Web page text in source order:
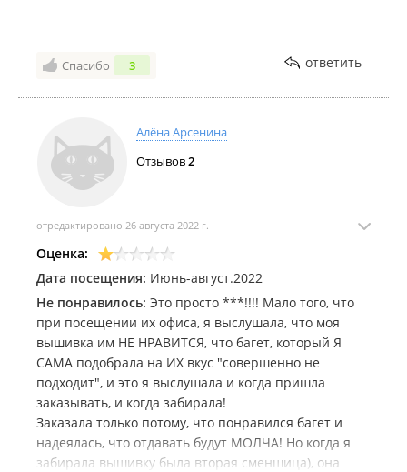
Спасибо 3 ответить
Алёна Арсенина
Отзывов2
отредактировано 26 августа 2022 г.
Оценка:
Дата посещения: Июнь-август.2022
Не понравилось: Это просто ***!!!! Мало того, что
при посещении их офиса, я выслушала, что моя
вышивка им НЕ НРАВИТСЯ, что багет, который Я
САМА подобрала на ИХ вкус "совершенно не
подходит", и это я выслушала и когда пришла
заказывать, и когда забирала!
Заказала только потому, что понравился багет и
надеялась, что отдавать будут МОЛЧА! Но когда я
забирала вышивку была вторая сменшица), она